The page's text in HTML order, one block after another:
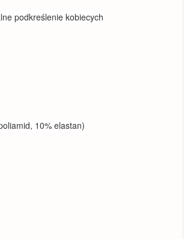
podkreślenie kobiecych
10% elastan)